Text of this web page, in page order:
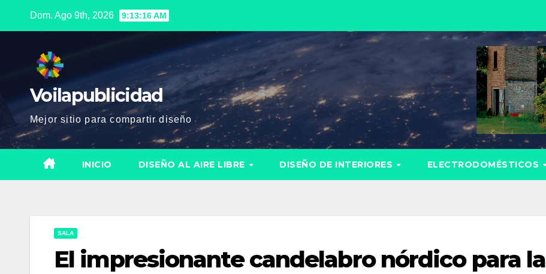
Dom. Ago 9th, 2026 9:13:17 AM
Voilapublicidad
Mejor sitio para compartir diseño
INICIO DISEÑO AL AIRE LIBRE DISEÑO DE INTERIORES ELECTRODOMÉSTICOS
SALA
El impresionante candelabro nórdico para la